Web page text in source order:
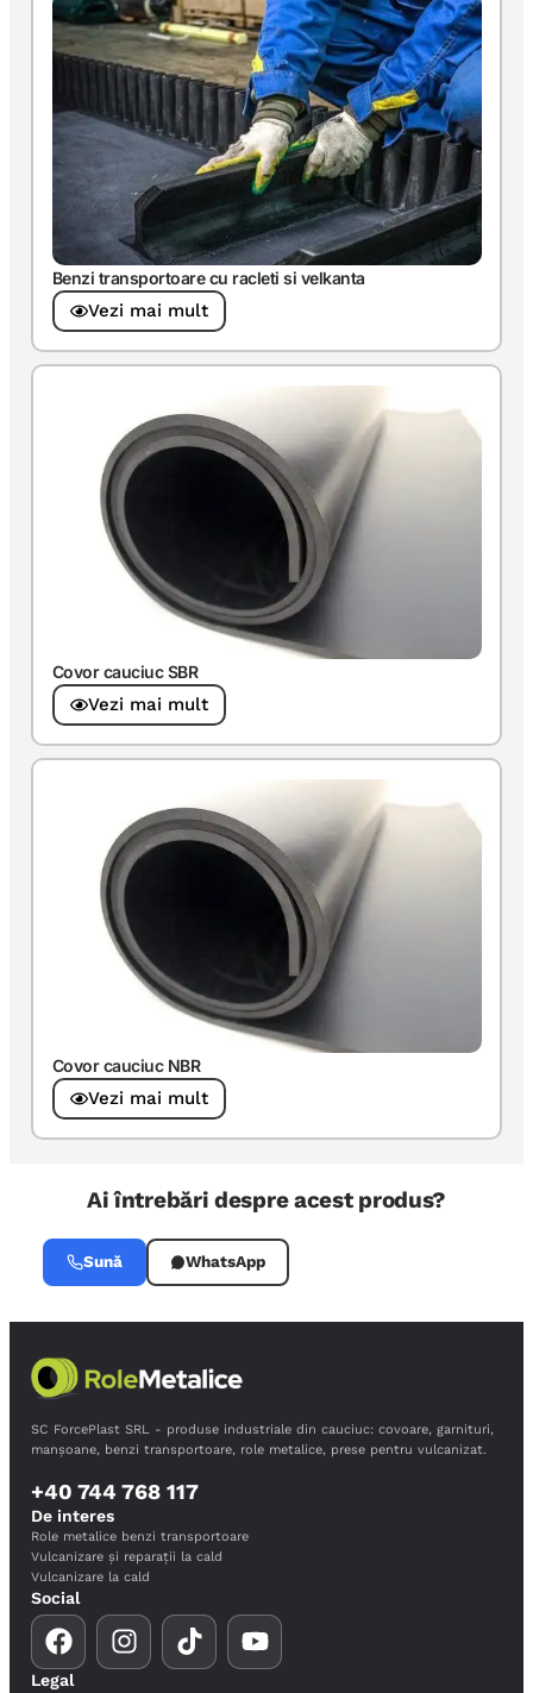
Benzi transportoare cu racleti si velkanta
Vezi mai mult
Covor cauciuc SBR
Vezi mai mult
Covor cauciuc NBR
Vezi mai mult
Ai întrebări despre acest produs?
Sună WhatsApp
SC ForcePlast SRL - produse industriale din cauciuc: covoare, garnituri,
manșoane, benzi transportoare, role metalice, prese pentru vulcanizat.
+40 744 768 117
De interes
Role metalice benzi transportoare
Vulcanizare și reparații la cald
Vulcanizare la cald
Social
Legal